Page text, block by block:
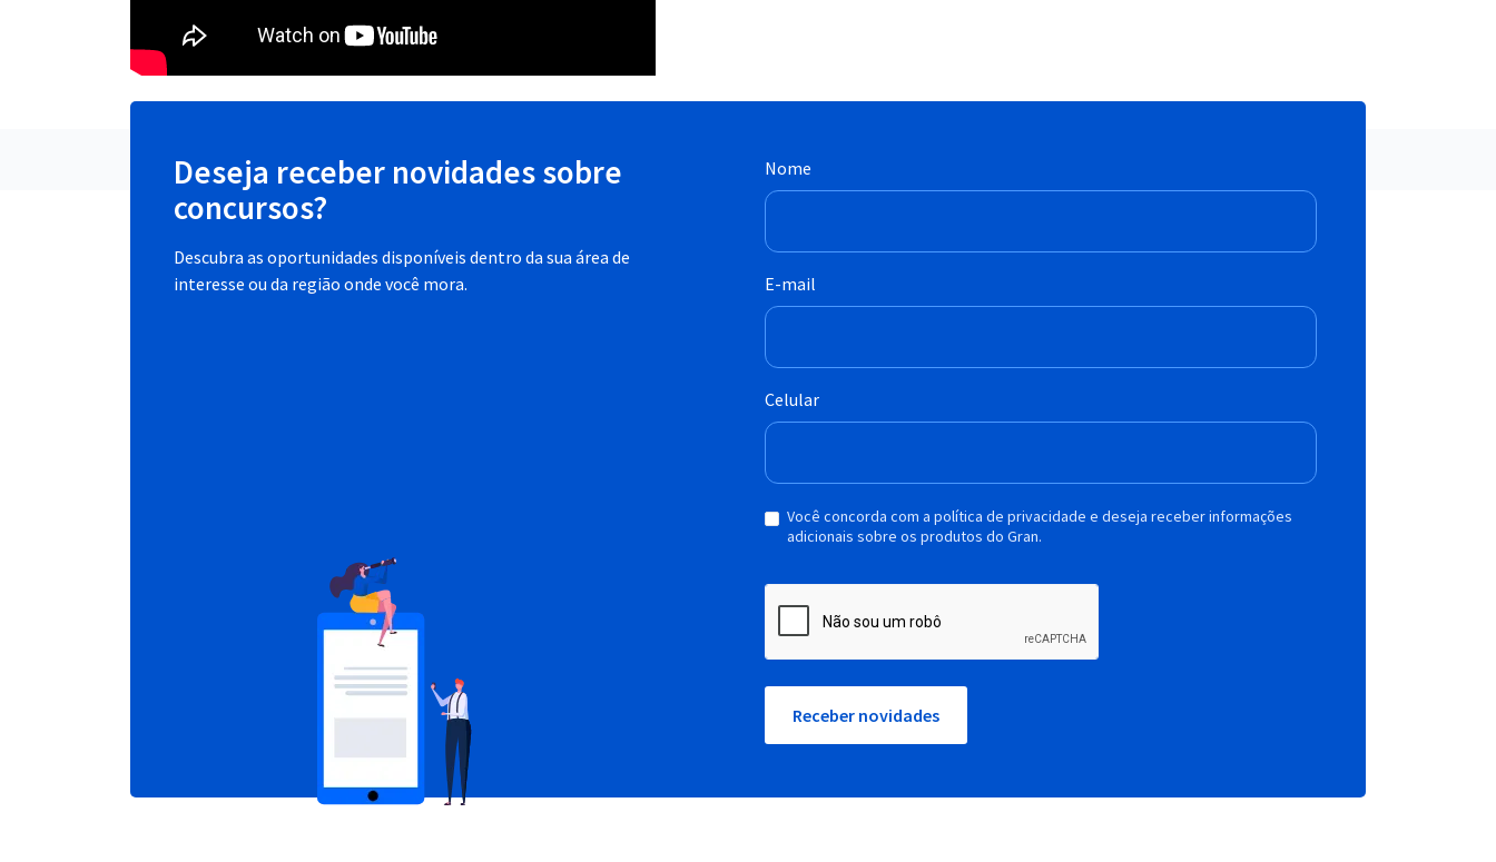
Deseja receber novidades sobre
concursos?
Descubra as oportunidades disponíveis dentro da sua área de
interesse ou da região onde você mora.
Nome
E-mail
Celular
Você concorda com a política de privacidade e deseja receber informações
adicionais sobre os produtos do Gran.
Receber novidades